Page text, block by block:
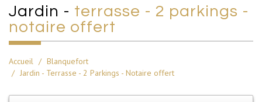
jardin - terrasse - 2 parkings -
notaire offert
Accueil
Blanquefort
Jardin - Terrasse - 2 Parkings - Notaire offert